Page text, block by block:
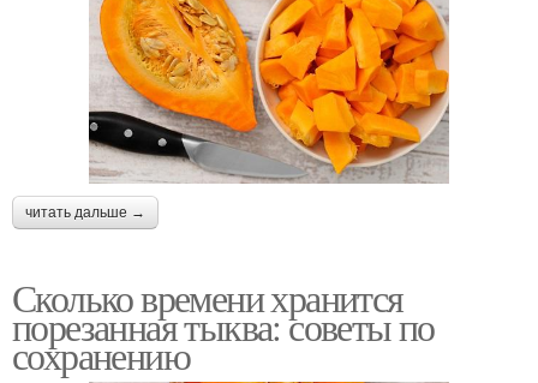
читать дальше →
Сколько времени хранится
порезанная тыква: советы по
сохранению